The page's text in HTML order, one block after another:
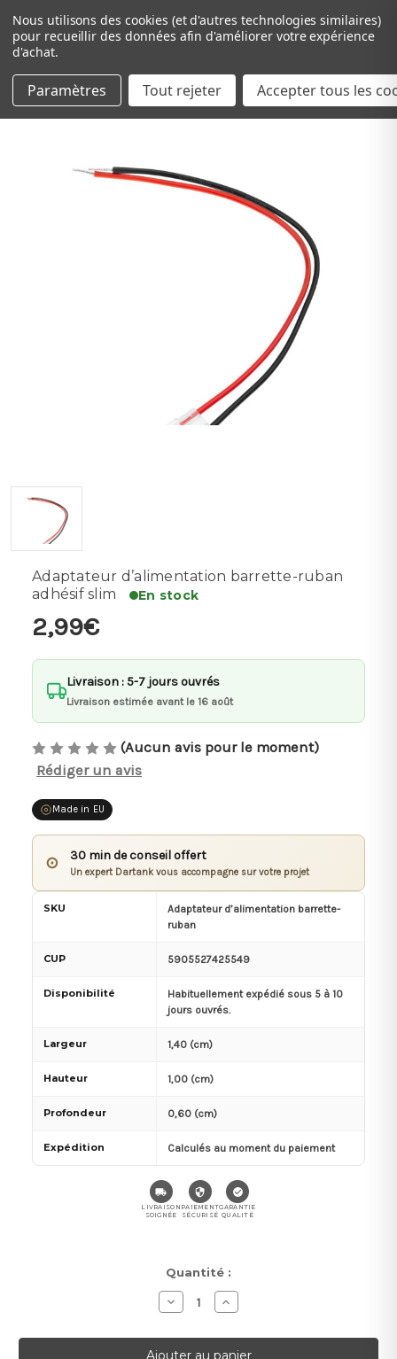
Passer au contenu principal
Adaptateur d’alimentation barrette-ruban
adhésif slim
En stock
2,99€
Livraison : 5-7 jours ouvrés
Livraison estimée avant le 16 août
(Aucun avis pour le moment)
Rédiger un avis
Made in EU
⊙ 30 min de conseil offert
Un expert Dartank vous accompagne sur votre projet
SKU
Adaptateur d’alimentation barrette-
ruban
CUP 5905527425549
Disponibilité
Habituellement expédié sous 5 à 10
jours ouvrés.
Largeur 1,40 (cm)
Hauteur 1,00 (cm)
Profondeur 0,60 (cm)
Expédition Calculés au moment du paiement
LIVRAISON
SOIGNÉE
PAIEMENT
SÉCURISÉ
GARANTIE
QUALITÉ
Quantité :
Diminuer
la
pour
Adaptateur
Augmenter
la
pour
Adaptateur
Nous utilisons des cookies (et d'autres technologies similaires)
pour recueillir des données afin d'améliorer votre expérience
d'achat.
Paramètres Tout rejeter Accepter tous les